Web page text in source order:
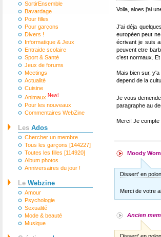
SortirEnsemble
Bavardage
Pour filles
Pour garçons
Divers !
Informatique & Jeux
Entraide scolaire
Sport & Santé
Jeux de forums
Meetings
Actualité
Cuisine
Animaux New!
Pour les nouveaux
Commentaires WebZine
Les Ados
Chercher un membre
Tous les garçons [144227]
Toutes les filles [114920]
Album photos
Anniversaires du jour !
Le Webzine
Amour
Psychologie
Sexualité
Mode & beauté
Musique
Voila, aloes j'ai
J'ai déja
européen peut
écrivant je suis
peuvent etre
c'est normaux. Et
Mais bien sur,
depend de la
Je vous
paragraphe au
Merci! Je compte
Moody
Dissert' en
Merci de votre
Ancien